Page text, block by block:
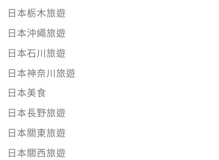
日本栃木旅遊
日本沖繩旅遊
日本石川旅遊
日本神奈川旅遊
日本美食
日本長野旅遊
日本關東旅遊
日本關西旅遊